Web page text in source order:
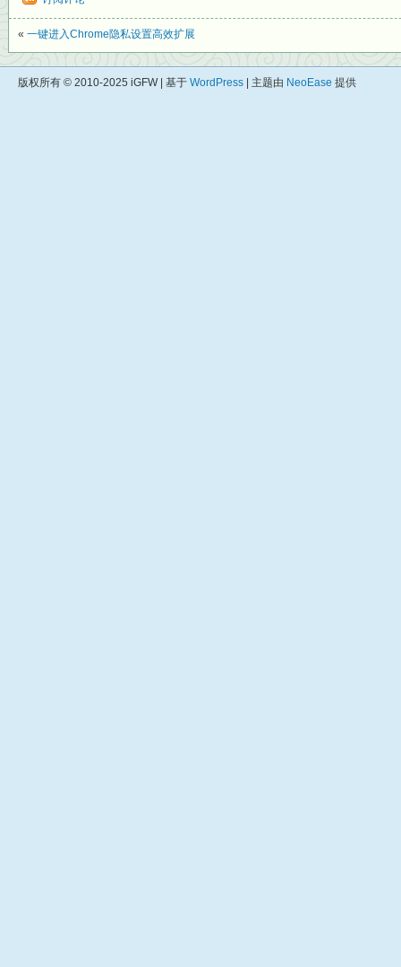
« 一键进入Chrome隐私设置高效扩展
版权所有 © 2010-2025 iGFW | 基于 WordPress | 主题由 NeoEase 提供